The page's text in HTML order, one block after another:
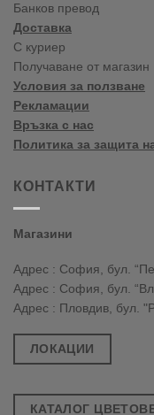
Банков превод
Доставка
С куриер
Получаване от магазин
Условия за ползване
Рекламации
Връзка с нас
Политика за защита
КОНТАКТИ
Магазини
Адрес : София, бул.
Адрес : София, бул.
Адрес : Пловдив, бул.
ЛОКАЦИИ
КАТАЛОГ